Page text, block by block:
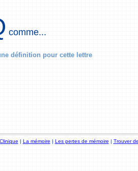
comme...
définition pour cette lettre
| La mémoire| Les pertes de mémoire | Trouver